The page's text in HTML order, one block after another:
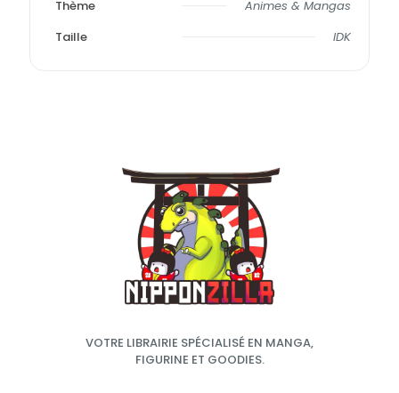
Thème
Animes & Mangas
Taille
IDK
VOTRE LIBRAIRIE SPÉCIALISÉ EN MANGA,
FIGURINE ET GOODIES.